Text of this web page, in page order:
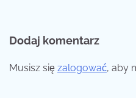
Dodaj komentarz
Musisz się zalogować, aby